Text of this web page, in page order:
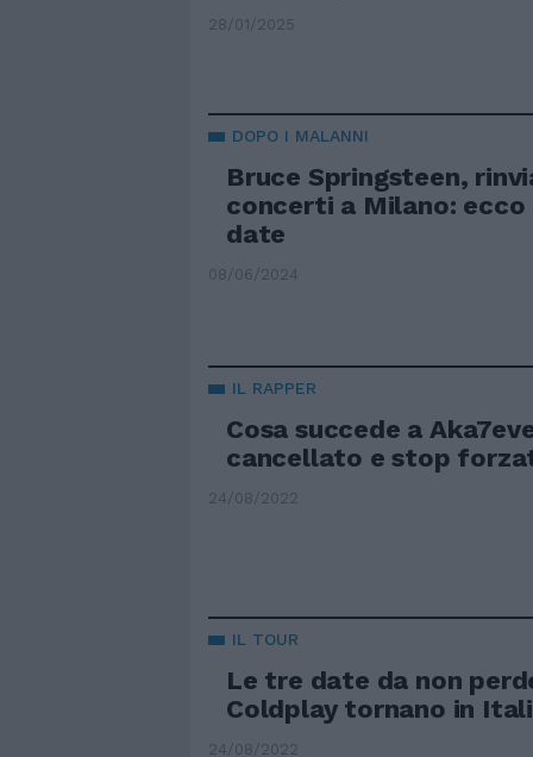
28/01/2025
DOPO I MALANNI
Bruce Springsteen,
concerti a Milano: ecco
date
08/06/2024
IL RAPPER
Cosa succede a
cancellato e stop
24/08/2022
IL TOUR
Le tre date da non
Coldplay tornano in
24/08/2022